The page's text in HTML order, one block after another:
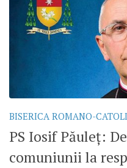
BISERICA ROMANO-
PS Iosif Păuleț:
comuniunii la